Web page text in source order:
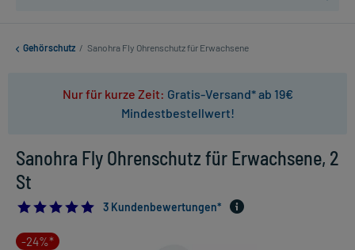
Gehörschutz / Sanohra Fly Ohrenschutz für Erwachsene
Nur für kurze Zeit: Gratis-Versand* ab 19€
Mindestbestellwert!
Sanohra Fly Ohrenschutz für Erwachsene, 2
St
5.0
3 Kundenbewertungen*
-24%*